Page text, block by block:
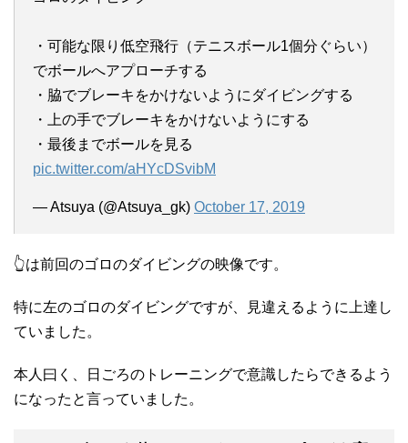
・可能な限り低空飛行（テニスボール1個分ぐらい）
でボールへアプローチする
・脇でブレーキをかけないようにダイビングする
・上の手でブレーキをかけないようにする
・最後までボールを見る
pic.twitter.com/aHYcDSvibM
— Atsuya (@Atsuya_gk) October 17, 2019
👆は前回のゴロのダイビングの映像です。
特に左のゴロのダイビングですが、見違えるように上達し
ていました。
本人曰く、日ごろのトレーニングで意識したらできるよう
になったと言っていました。